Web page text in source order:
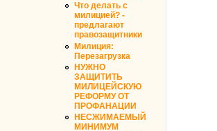
Что делать с
милицией? -
предлагают
правозащитники
Милиция:
Перезагрузка
НУЖНО
ЗАЩИТИТЬ
МИЛИЦЕЙСКУЮ
РЕФОРМУ ОТ
ПРОФАНАЦИИ
НЕСЖИМАЕМЫЙ
МИНИМУМ